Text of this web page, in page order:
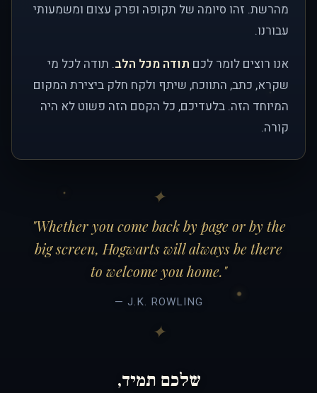
מהרשת. זהו סיומה של תקופה ופרק עצום ומשמעותי
עבורנו.
אנו רוצים לומר לכם תודה מכל הלב. תודה לכל מי
שקרא, כתב, התווכח, שיתף ולקח חלק ביצירת המקום
המיוחד הזה. בלעדיכם, כל הקסם הזה פשוט לא היה
קורה.
"Whether you come back by page or by the
big screen, Hogwarts will always be there
to welcome you home."
— J.K. ROWLING
שלכם תמיד,